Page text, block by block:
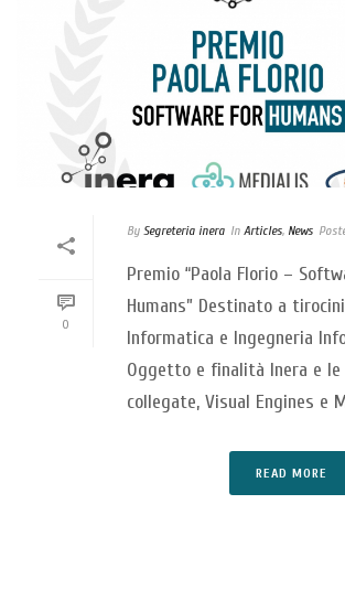
0
By Segreteria inera In Articles, News
Premio “Paola Florio –
Humans” Destinato a
Informatica e Ingegneria
Oggetto e finalità Inera e le
collegate, Visual Engines e
READ MORE